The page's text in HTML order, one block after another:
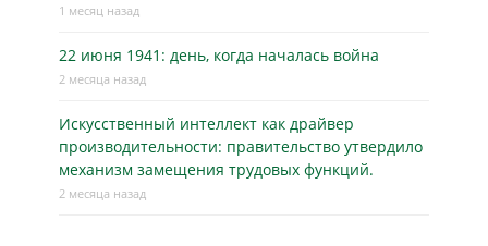
1 месяц назад
22 июня 1941: день, когда началась война
2 месяца назад
Искусственный интеллект как драйвер
производительности: правительство утвердило
механизм замещения трудовых функций.
2 месяца назад